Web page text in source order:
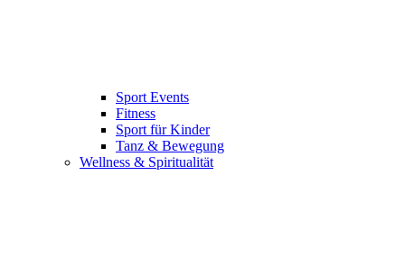
Sport Events
Fitness
Sport für Kinder
Tanz & Bewegung
Wellness & Spiritualität